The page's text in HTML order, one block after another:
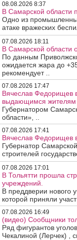
08.08.2026 8:37
В Самарской области
Одно из
атаке вражеских
07.08.2026 18:11
В Самарской области
По данным
ожидается жара до
рекомендует ..
07.08.2026 17:47
Вячеслав Федорищев
выдающимся жителям
Губернатором
области», ..
07.08.2026 17:41
Вячеслав Федорищев
Губернатор
строителей
07.08.2026 17:01
В Тольятти прошла
учреждений.
В преддверии нового
которой приняли
07.08.2026 16:49
(видео) Сообщники
Ряд фигурантов
Чекалиной (Лерчек) ,